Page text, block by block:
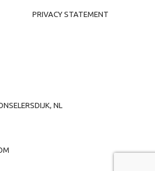
PRIVACY STATEMENT
NL